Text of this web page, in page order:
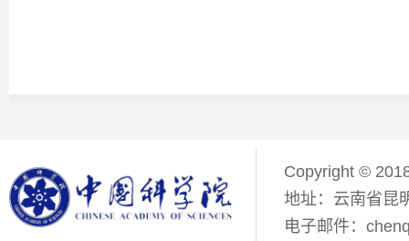
Copyright ©
地址：云南省昆
电子邮件：